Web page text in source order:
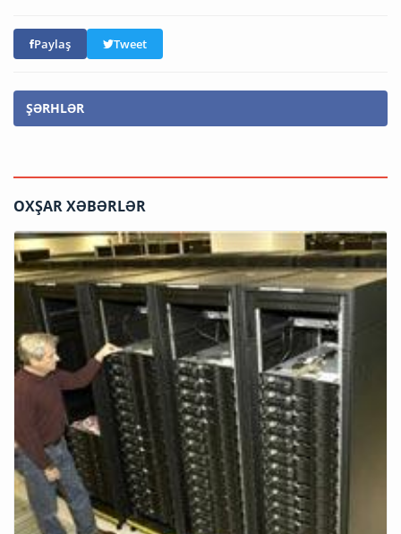
Paylaş Tweet
ŞƏRHLƏR
OXŞAR XƏBƏRLƏR